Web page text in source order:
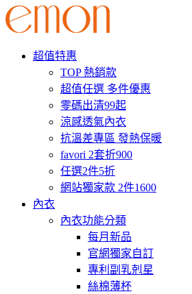
超值特惠
TOP 熱銷款
超值任選 多件優惠
零碼出清99起
涼感透氣內衣
抗溫差專區 發熱保暖
favori 2套折900
任選2件5折
網站獨家款 2件1600
內衣
內衣功能分類
每月新品
官網獨家自訂
專利副乳剋星
絲棉薄杯